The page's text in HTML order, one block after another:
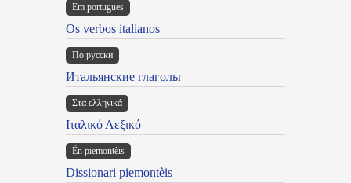
Em portugues
Os verbos italianos
По русски
Итальянские глаголы
Στα ελληνικά
Ιταλικό Λεξικό
Ën piemontèis
Dissionari piemontèis